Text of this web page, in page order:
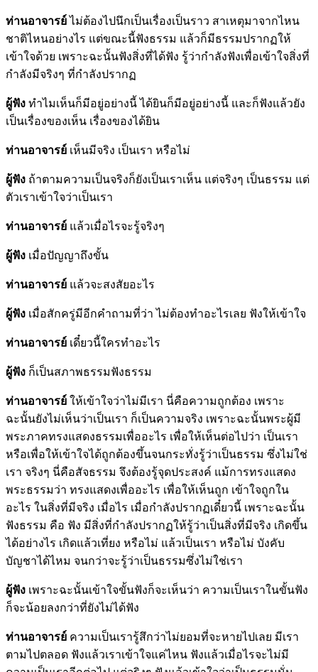
ท่านอาจารย์ไม่ต้องไปนึกเป็นเรื่องเป็นราว สาเหตุมาจากไหน
ชาติไหนอย่างไร แต่ขณะนี้ฟังธรรม แล้วก็มีธรรมปรากฏให้
เข้าใจด้วย เพราะฉะนั้นฟังสิ่งที่ได้ฟัง รู้ว่ากำลังฟังเพื่อเข้าใจสิ่งที่
กำลังมีจริงๆ ที่กำลังปรากฏ
ผู้ฟัง ทำไมเห็นก็มีอยู่อย่างนี้ ได้ยินก็มีอยู่อย่างนี้ และก็ฟังแล้วยัง
เป็นเรื่องของเห็น เรื่องของได้ยิน
ท่านอาจารย์ เห็นมีจริง เป็นเรา หรือไม่
ผู้ฟัง ถ้าตามความเป็นจริงก็ยังเป็นเราเห็น แต่จริงๆ เป็นธรรม แต่
ตัวเราเข้าใจว่าเป็นเรา
ท่านอาจารย์ แล้วเมื่อไรจะรู้จริงๆ
ผู้ฟัง เมื่อปัญญาถึงขั้น
ท่านอาจารย์ แล้วจะสงสัยอะไร
ผู้ฟัง เมื่อสักครู่มีอีกคำถามที่ว่า ไม่ต้องทำอะไรเลย ฟังให้เข้าใจ
ท่านอาจารย์ เดี๋ยวนี้ใครทำอะไร
ผู้ฟัง ก็เป็นสภาพธรรมฟังธรรม
ท่านอาจารย์ ให้เข้าใจว่าไม่มีเรา นี่คือความถูกต้อง เพราะ
ฉะนั้นยังไม่เห็นว่าเป็นเรา ก็เป็นความจริง เพราะฉะนั้นพระผู้มี
พระภาคทรงแสดงธรรมเพื่ออะไร เพื่อให้เห็นต่อไปว่า เป็นเรา
หรือเพื่อให้เข้าใจได้ถูกต้องขึ้นจนกระทั่งรู้ว่าเป็นธรรม ซึ่งไม่ใช่
เรา จริงๆ นี่คือสัจธรรม จึงต้องรู้จุดประสงค์ แม้การทรงแสดง
พระธรรมว่า ทรงแสดงเพื่ออะไร เพื่อให้เห็นถูก เข้าใจถูกใน
อะไร ในสิ่งที่มีจริง เมื่อไร เมื่อกำลังปรากฏเดี๋ยวนี้ เพราะฉะนั้น
ฟังธรรม คือ ฟัง มีสิ่งที่กำลังปรากฏให้รู้ว่าเป็นสิ่งที่มีจริง เกิดขึ้น
ได้อย่างไร เกิดแล้วเที่ยง หรือไม่ แล้วเป็นเรา หรือไม่ บังคับ
บัญชาได้ไหม จนกว่าจะรู้ว่าเป็นธรรมซึ่งไม่ใช่เรา
ผู้ฟัง เพราะฉะนั้นเข้าใจขั้นฟังก็จะเห็นว่า ความเป็นเราในขั้นฟัง
ก็จะน้อยลงกว่าที่ยังไม่ได้ฟัง
ท่านอาจารย์ ความเป็นเรารู้สึกว่าไม่ยอมที่จะหายไปเลย มีเรา
ตามไปตลอด ฟังแล้วเราเข้าใจแค่ไหน ฟังแล้วเมื่อไรจะไม่มี